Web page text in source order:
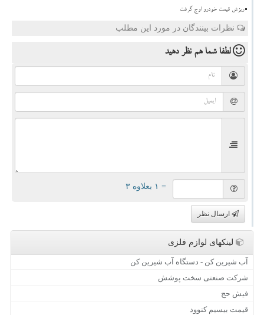
ریزش قیمت خودرو اوج گرفت
نظرات بینندگان در مورد این مطلب
لطفا شما همنظر دهید
= ۱ بعلاوه ۳
ارسال نظر
لینکهای لوازم فلزی
آب شیرین کن - دستگاه آب شیرین کن
شرکت صنعتی سخت پوشش
فیش حج
قیمت بیسیم کنوود